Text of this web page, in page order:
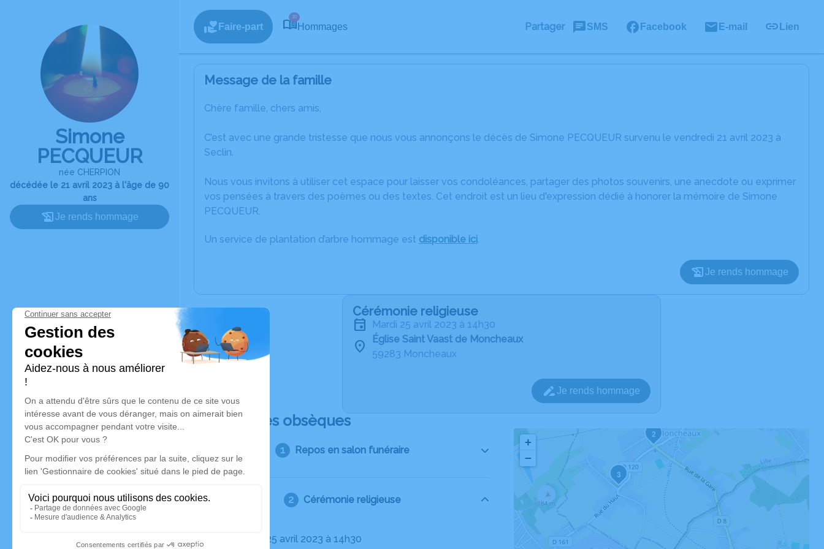
Simone
PECQUEUR
née CHERPION
décédée le 21 avril 2023 à l'âge de 90
ans
Je rends hommage
Faire-part
30
Hommages Partager SMS Facebook E-mail Lien
Message de la famille
Chère famille, chers amis,
C’est avec une grande tristesse que nous vous annonçons le décès de Simone PECQUEUR survenu le vendredi 21 avril 2023 à
Seclin.
Nous vous invitons à utiliser cet espace pour laisser vos condoléances, partager des photos souvenirs, une anecdote ou exprimer
vos pensées à travers des poèmes ou des textes. Cet endroit est un lieu d'expression dédié à honorer la mémoire de Simone
PECQUEUR.
Un service de plantation d’arbre hommage est disponible ici.
Je rends hommage
Cérémonie religieuse
mardi 25 avril 2023 à 14h30
Église Saint Vaast de Moncheaux
59283 Moncheaux
Je rends hommage
Déroulé des obsèques
Repos en salon funéraire
Cérémonie religieuse
Le mardi 25 avril 2023 à 14h30
2
3
+
−